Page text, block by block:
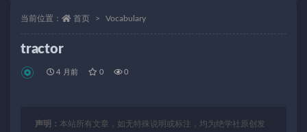
当前位置： 首页 Vocabulary
tractor
4 月前 0 0
声明： 本站所有文章，如无特殊说明或标注，均为绝学社原创发